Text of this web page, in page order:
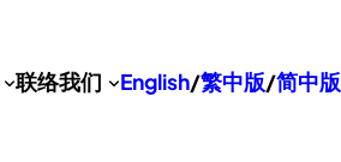
联络我们 English/繁中版/简中版